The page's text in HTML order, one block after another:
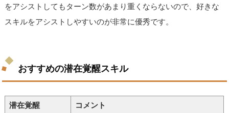
をアシストしてもターン数があまり重くならないので、好きな
スキルをアシストしやすいのが非常に優秀です。
おすすめの潜在覚醒スキル
潜在覚醒 コメント